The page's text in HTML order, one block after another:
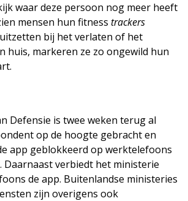
waar deze persoon nog meer heeft
mensen hun fitness trackers
bij het verlaten of het
huis, markeren ze zo ongewild hun
Defensie is twee weken terug al
op de hoogte gebracht en
app geblokkeerd op werktelefoons
Daarnaast verbiedt het ministerie
de app. Buitenlandse ministeries
zijn overigens ook